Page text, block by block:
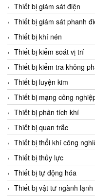
Chromalox
ChuanYi
CIC
Clage
Clake Fololo
Clark Cooper
CMC Ventilazione
Coax Valves Inc
Codel
Cofimco
Coltraco
Comat Releco
Comax
Thiết bị giám sát điện
Thiết bị giám sát phanh
Thiết bị khí nén
Thiết bị kiểm soát vị trí
Thiết bị kiểm tra không
Thiết bị luyện kim
Thiết bị mạng công
Thiết bị phân tích khí
Thiết bị quan trắc
Thiết bị thổi khí công
Thiết bị thủy lực
Thiết bị tự động hóa
Thiết bị vật tư ngành lạnh